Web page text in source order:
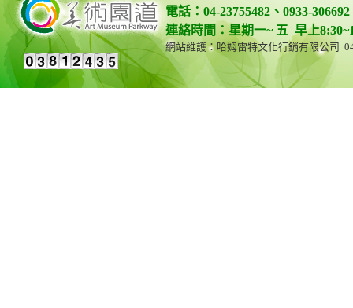
電話：04-23755482、0933-
連絡時間：星期一~ 五 早上
網站維護：哈姆雷特文化行銷有限公司